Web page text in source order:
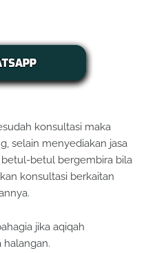
konsultasi maka
selain menyediakan jasa
betul-betul bergembira bila
konsultasi berkaitan
jika aqiqah
halangan.